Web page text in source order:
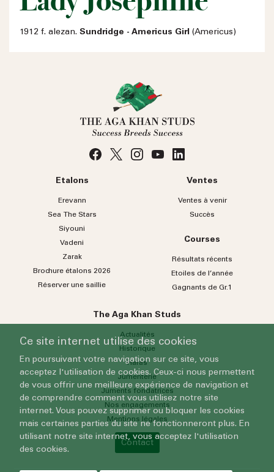
1912 f. alezan. Sundridge - Americus Girl (Americus)
Etalons
Erevann
Sea TheStars
Siyouni
Vadeni
Zarak
Brochure étalons 2026
Réserver une saillie
Ventes
Ventes à venir
Succès
Courses
Résultats récents
Etoiles de l’année
Gagnants de Gr.1
The Aga Khan Studs
Actualités
Historique
Haras
Jumenterie
Juments fondatrices
Nos engagements
Mentions légales
Contact
Ce site internet utilise des cookies
En poursuivant votre navigation sur ce site, vous
acceptez l'utilisation de cookies. Ceux-ci nous permettent
de vous offrir une meilleure expérience de navigation et
de comprendre comment vous utilisez notre site
internet. Vous pouvez supprimer ou bloquer les cookies
mais certaines parties du site ne fonctionneront plus. En
utilisant notre site internet, vous acceptez l'utilisation
des cookies.